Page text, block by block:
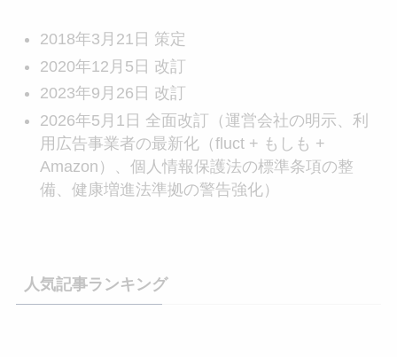
2018年3月21日 策定
2020年12月5日 改訂
2023年9月26日 改訂
2026年5月1日 全面改訂（運営会社の明示、利
用広告事業者の最新化（fluct + もしも +
Amazon）、個人情報保護法の標準条項の整
備、健康増進法準拠の警告強化）
人気記事ランキング